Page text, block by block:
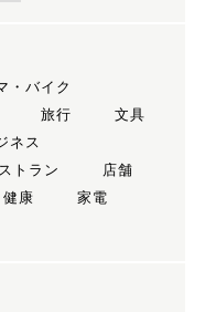
・バイク
旅行
文具
ネス
トラン
店舗
康
家電